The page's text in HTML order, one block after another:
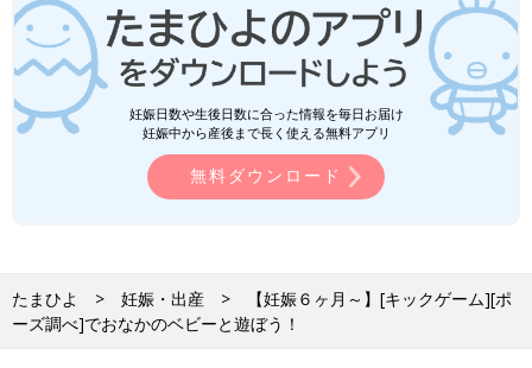
妊娠日数や生後日数に合った情報を毎日お届け
妊娠中から産後まで長く使える無料アプリ
無料ダウンロード
たまひよ 妊娠・出産
【妊娠６ヶ月～】[キックゲーム][ポ
ーズ調べ]でおなかのベビーと遊ぼう！